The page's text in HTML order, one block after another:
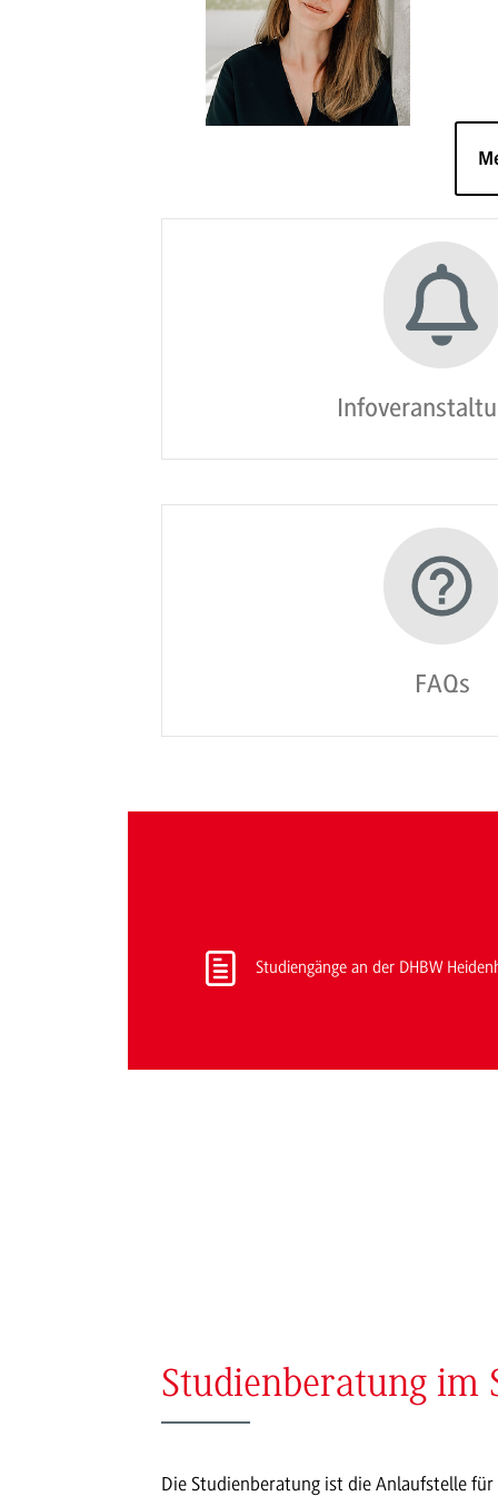
FAQs
Studiengänge an der DHBW
Studienberatung im
Die Studienberatung ist die Anlaufstelle